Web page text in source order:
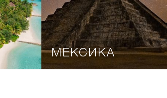
МЕКСИКА